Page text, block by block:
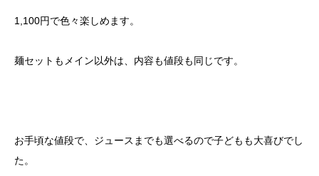
1,100円で色々楽しめます。
麺セットもメイン以外は、内容も値段も同じです。
お手頃な値段で、ジュースまでも選べるので子どもも大喜びでし
た。